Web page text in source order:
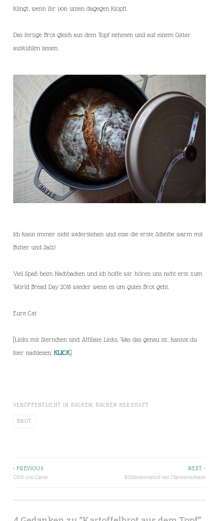
klingt, wenn ihr von unten dagegen klopft.
Das fertige Brot gleich aus dem Topf nehmen und auf einem Gitter
auskühlen lassen.
Ich kann immer nicht widerstehen und esse die erste Scheibe warm mit
Butter und Salz!
Viel Spaß beim Nachbacken und ich hoffe wir hören uns nicht erst zum
World Bread Day 2018 wieder wenn es um gutes Brot geht.
Eure Cat
[Links mit Sternchen sind Affiliate Links. Was das genau ist, kannst du
hier nachlesen: KLICK]
VERÖFFENTLICHT IN BACKEN BACKEN HERZHAFT
BROT
Beitragsnavigation
< PREVIOUS
Chili con Carne
NEXT >
Wildentenravioli mit Maronenschaum